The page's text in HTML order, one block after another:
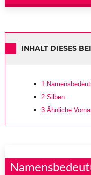
INHALT DIESES
1
2 Silben
3 Ähnliche